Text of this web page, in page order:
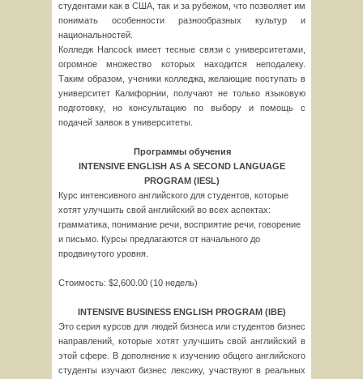
студентами как в США, так и за рубежом, что позволяет им
понимать особенности разнообразных культур и
национальностей.
Колледж Hancock имеет тесные связи с университетами,
огромное множество которых находится неподалеку.
Таким образом, ученики колледжа, желающие поступать в
университет Калифорнии, получают не только языковую
подготовку, но консультацию по выбору и помощь с
подачей заявок в университеты.
Программы обучения
INTENSIVE ENGLISH AS A SECOND LANGUAGE
PROGRAM (IESL)
Курс интенсивного английского для студентов, которые
хотят улучшить свой английский во всех аспектах:
грамматика, понимание речи, восприятие речи, говорение
и письмо. Курсы предлагаются от начального до
продвинутого уровня.
Cтоимость: $2,600.00 (10 недель)
INTENSIVE BUSINESS ENGLISH PROGRAM (IBE)
Это серия курсов для людей бизнеса или студентов бизнес
направлений, которые хотят улучшить свой английский в
этой сфере. В дополнение к изучению общего английского
студенты изучают бизнес лексику, участвуют в реальных